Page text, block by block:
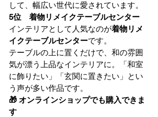
して、幅広い世代に愛されています。
5位　着物リメイクテーブルセンター
インテリアとして人気なのが着物リメ
イクテーブルセンターです。
テーブルの上に置くだけで、和の雰囲
気が漂う上品なインテリアに。「和室
に飾りたい」「玄関に置きたい」とい
う声が多い作品です。
🎁 オンラインショップでも購入できま
す